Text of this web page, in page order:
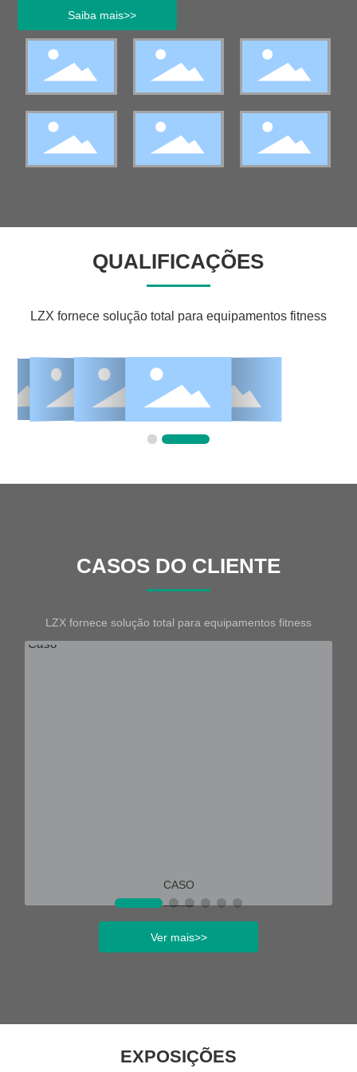
Saiba mais>>
QUALIFICAÇÕES
LZX fornece solução total para equipamentos fitness
CASOS DO CLIENTE
LZX fornece solução total para equipamentos fitness
CASO
Ver mais>>
EXPOSIÇÕES